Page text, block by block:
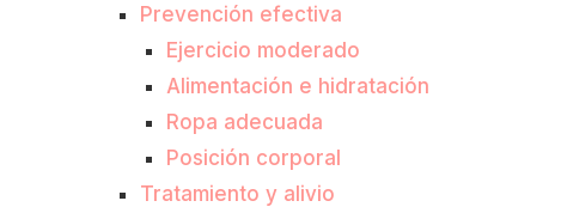
Prevención efectiva
Ejercicio moderado
Alimentación e hidratación
Ropa adecuada
Posición corporal
Tratamiento y alivio